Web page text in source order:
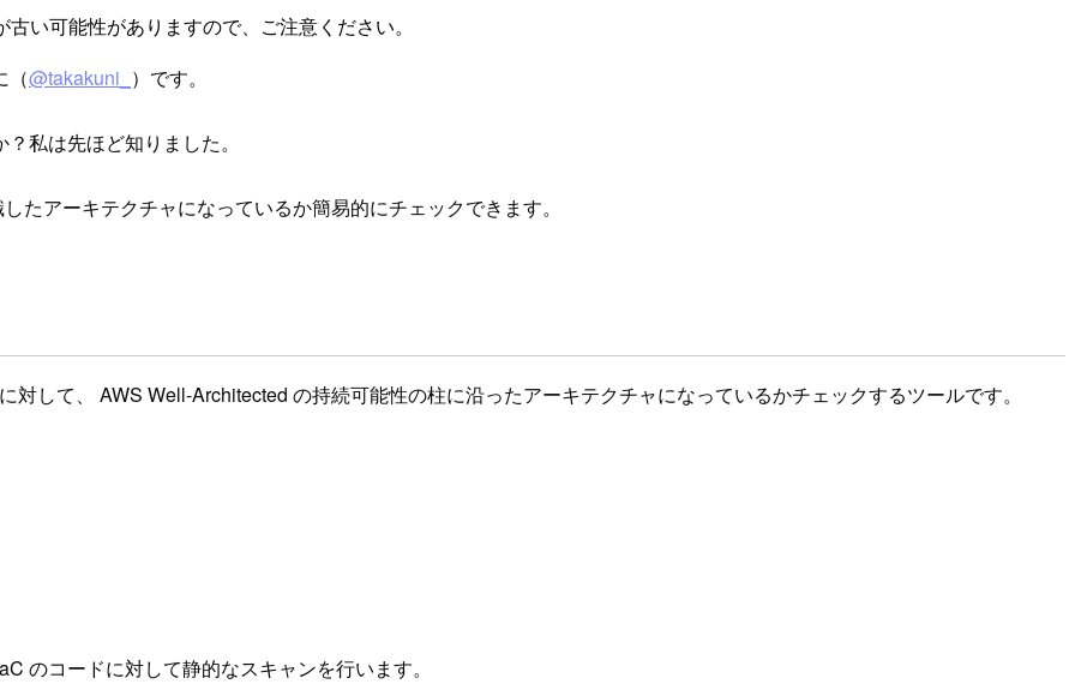
い可能性がありますので、ご注意ください。
（@takakuni_ ）です。
私は先ほど知りました。
アーキテクチャになっているか簡易的にチェックできます。
して、 AWS Well-Architected の持続可能性の柱に沿ったアーキテクチャになっているかチェックするツールです。
のコードに対して静的なスキャンを行います。